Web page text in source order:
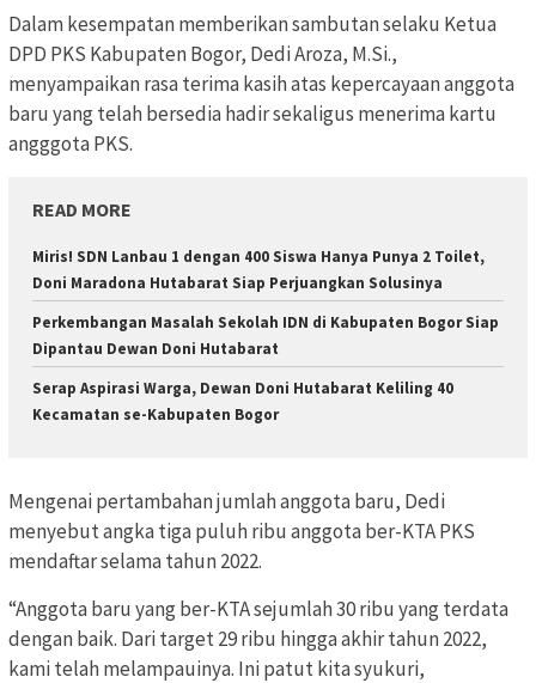
Dalam kesempatan memberikan sambutan selaku Ketua
DPD PKS Kabupaten Bogor, Dedi Aroza, M.Si.,
menyampaikan rasa terima kasih atas kepercayaan anggota
baru yang telah bersedia hadir sekaligus menerima kartu
angggota PKS.
READ MORE
Miris! SDN Lanbau 1 dengan 400 Siswa Hanya Punya 2 Toilet,
Doni Maradona Hutabarat Siap Perjuangkan Solusinya
Perkembangan Masalah Sekolah IDN di Kabupaten Bogor Siap
Dipantau Dewan Doni Hutabarat
Serap Aspirasi Warga, Dewan Doni Hutabarat Keliling 40
Kecamatan se-Kabupaten Bogor
Mengenai pertambahan jumlah anggota baru, Dedi
menyebut angka tiga puluh ribu anggota ber-KTA PKS
mendaftar selama tahun 2022.
“Anggota baru yang ber-KTA sejumlah 30 ribu yang terdata
dengan baik. Dari target 29 ribu hingga akhir tahun 2022,
kami telah melampauinya. Ini patut kita syukuri,